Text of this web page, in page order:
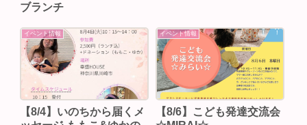
ブランチ
イベント情報
【8/4】いのちから届くメ
イベント情報
【8/6】こども発達交流会